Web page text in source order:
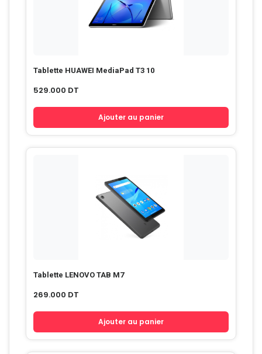
Tablette HUAWEI MediaPad T3 10
529.000 DT
Ajouter au panier
Tablette LENOVO TAB M7
269.000 DT
Ajouter au panier